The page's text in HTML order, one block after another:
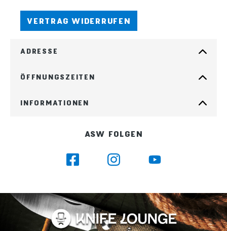
VERTRAG WIDERRUFEN
ADRESSE
ÖFFNUNGSZEITEN
INFORMATIONEN
ASW FOLGEN